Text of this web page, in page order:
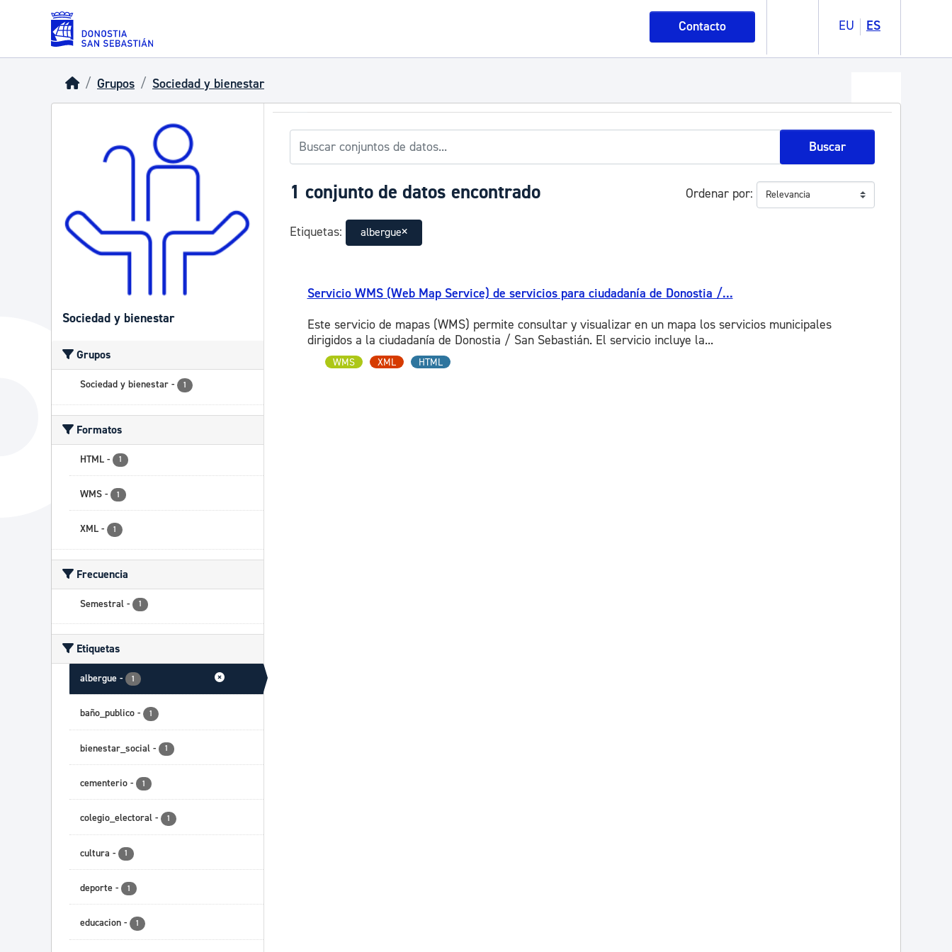
Skip to main content
Contacto
EU ES
Grupos Sociedad y bienestar
Sociedad y bienestar
Grupos
Sociedad y bienestar - 1
Formatos
HTML - 1
WMS - 1
XML - 1
Frecuencia
Semestral - 1
Etiquetas
albergue - 1
baño_publico - 1
bienestar_social - 1
cementerio - 1
colegio_electoral - 1
cultura - 1
deporte - 1
educacion - 1
Buscar
Ordenar por
1 conjunto de datos encontrado
Etiquetas: albergue
Servicio WMS (Web Map Service) de servicios para ciudadanía de Donostia /...
Este servicio de mapas (WMS) permite consultar y visualizar en un mapa los servicios municipales
dirigidos a la ciudadanía de Donostia / San Sebastián. El servicio incluye la...
WMS XML HTML